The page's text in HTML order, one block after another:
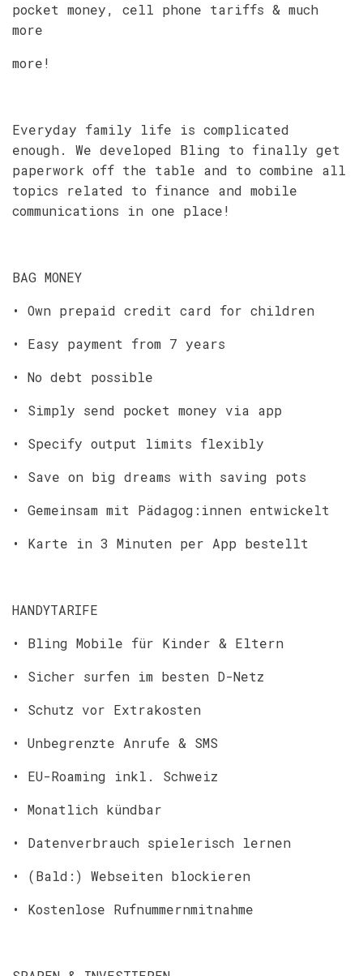
pocket money, cell phone tariffs & much
more
more!
Everyday family life is complicated
enough. We developed Bling to finally get
paperwork off the table and to combine all
topics related to finance and mobile
communications in one place!
BAG MONEY
• Own prepaid credit card for children
• Easy payment from 7 years
• No debt possible
• Simply send pocket money via app
• Specify output limits flexibly
• Save on big dreams with saving pots
• Gemeinsam mit Pädagog:innen entwickelt
• Karte in 3 Minuten per App bestellt
HANDYTARIFE
• Bling Mobile für Kinder & Eltern
• Sicher surfen im besten D-Netz
• Schutz vor Extrakosten
• Unbegrenzte Anrufe & SMS
• EU-Roaming inkl. Schweiz
• Monatlich kündbar
• Datenverbrauch spielerisch lernen
• (Bald:) Webseiten blockieren
• Kostenlose Rufnummernmitnahme